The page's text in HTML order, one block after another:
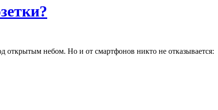
открытым небом. Но и от смартфонов никто не отказывается: